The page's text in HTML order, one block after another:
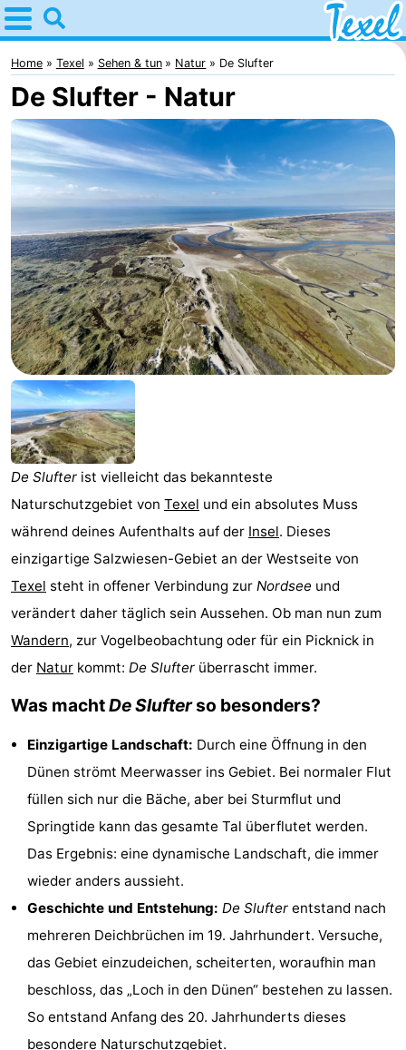
Home
Texel
Tipps
Für
kindern
Dorfer
-
Den
Burg
-
Den
Hoorn
-
De
Cocksdorp
-
De
Koog
-
Oudeschild
-
De
Waal
-
Oosterend
Natur
Schönste
Aussichtspunkte
Übernachten
Appartements
-
Bosch
Zee
-
De
Vlijt
Hoeve
Holland
Land
en
Zeezicht
Strandhuys
Strandplevier
Campingplätze
Ferienhäuser
Home Texel Sehen & tun Natur De Slufter
De Slufter - Natur
De Slufter ist vielleicht das bekannteste
Naturschutzgebiet von Texel und ein absolutes Muss
während deines Aufenthalts auf der Insel. Dieses
einzigartige Salzwiesen-Gebiet an der Westseite von
Texel steht in offener Verbindung zur Nordsee und
verändert daher täglich sein Aussehen. Ob man nun zum
Wandern, zur Vogelbeobachtung oder für ein Picknick in
der Natur kommt: De Slufter überrascht immer.
Was machtDe Slufterso besonders?
Einzigartige Landschaft: Durch eine Öffnung in den
Dünen strömt Meerwasser ins Gebiet. Bei normaler Flut
füllen sich nur die Bäche, aber bei Sturmflut und
Springtide kann das gesamte Tal überflutet werden.
Das Ergebnis: eine dynamische Landschaft, die immer
wieder anders aussieht.
Geschichte und Entstehung: De Slufter entstand nach
mehreren Deichbrüchen im 19. Jahrhundert. Versuche,
das Gebiet einzudeichen, scheiterten, woraufhin man
beschloss, das „Loch in den Dünen“ bestehen zu lassen.
So entstand Anfang des 20. Jahrhunderts dieses
besondere Naturschutzgebiet.